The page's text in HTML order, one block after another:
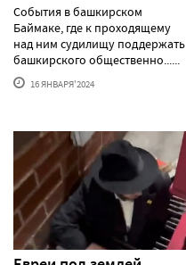
События в башкирском
Баймаке, где к проходящему
над ним судилищу поддержать
башкирского общественно......
16 ЯНВАРЯ'2024